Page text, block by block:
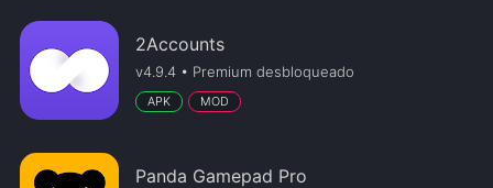
2Accounts
v4.9.4 • Premium desbloqueado
APK MOD
Panda Gamepad Pro